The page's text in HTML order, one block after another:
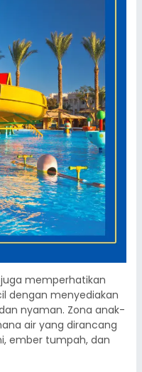
memperhatikan
dengan menyediakan
nyaman. Zona anak-
air yang dirancang
ember tumpah, dan